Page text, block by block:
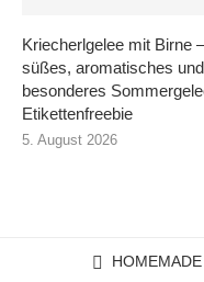
Kriecherlgelee mit Birne –
süßes, aromatisches und
besonderes
Etikettenfreebie
5. August 2026